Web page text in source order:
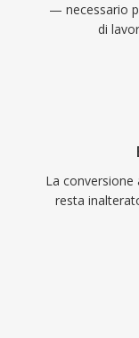
— necessario
di
La conversione
resta